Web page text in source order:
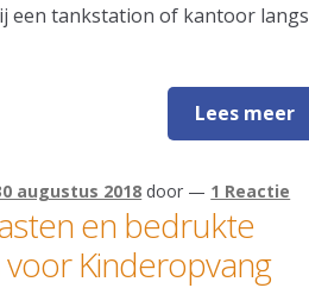
een tankstation of kantoor langs
Lees meer
augustus 2018 door — 1 Reactie
en bedrukte
voor Kinderopvang